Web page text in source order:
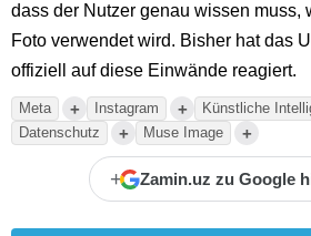
dass der Nutzer genau wissen muss,
Foto verwendet wird. Bisher hat das
offiziell auf diese Einwände reagiert.
Meta + Instagram + Künstliche
Datenschutz + Muse Image +
+ Zamin.uz zu Google